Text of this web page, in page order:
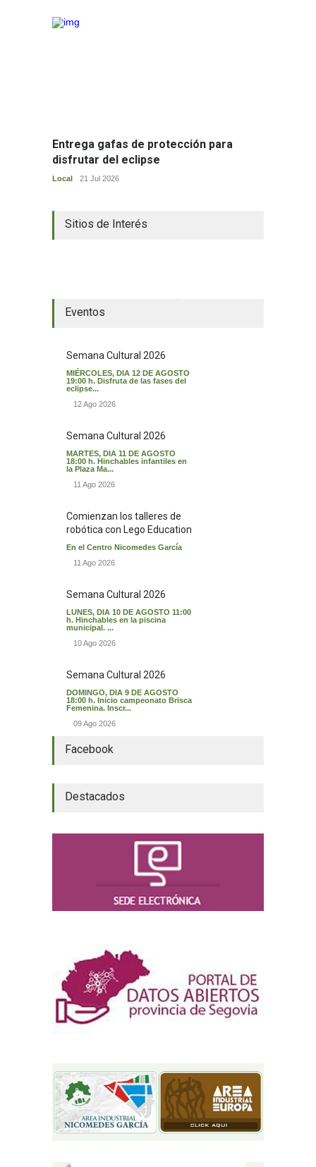
Entrega gafas de protección para
disfrutar del eclipse
Local 21 Jul 2026
Sitios de Interés
Eventos
Semana Cultural 2026
MIÉRCOLES, DIA 12 DE AGOSTO
19:00 h. Disfruta de las fases del
eclipse...
12 Ago 2026
Semana Cultural 2026
MARTES, DIA 11 DE AGOSTO
18:00 h. Hinchables infantiles en
la Plaza Ma...
11 Ago 2026
Comienzan los talleres de
robótica con Lego Education
En el Centro Nicomedes García
11 Ago 2026
Semana Cultural 2026
LUNES, DIA 10 DE AGOSTO 11:00
h. Hinchables en la piscina
municipal. ...
10 Ago 2026
Semana Cultural 2026
DOMINGO, DIA 9 DE AGOSTO
18:00 h. Inicio campeonato Brisca
Femenina. Inscr...
09 Ago 2026
Facebook
Destacados